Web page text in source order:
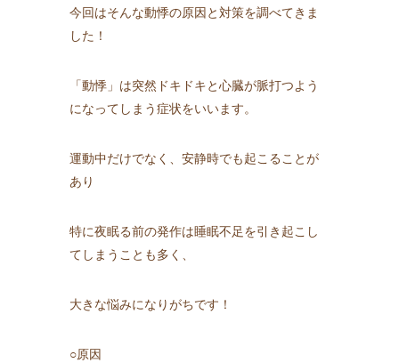
今回はそんな動悸の原因と対策を調べてきま
した！
「動悸」は突然ドキドキと心臓が脈打つよう
になってしまう症状をいいます。
運動中だけでなく、安静時でも起こることが
あり
特に夜眠る前の発作は睡眠不足を引き起こし
てしまうことも多く、
大きな悩みになりがちです！
○原因